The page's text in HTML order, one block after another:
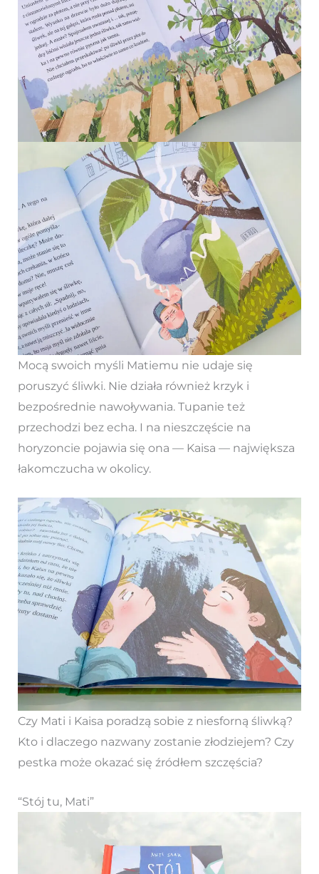
Mocą swoich myśli Matiemu nie udaje się
poruszyć śliwki. Nie działa również krzyk i
bezpośrednie nawoływania. Tupanie też
przechodzi bez echa. I na nieszczęście na
horyzoncie pojawia się ona — Kaisa — największa
łakomczucha w okolicy.
Czy Mati i Kaisa poradzą sobie z niesforną śliwką?
Kto i dlaczego nazwany zostanie złodziejem? Czy
pestka może okazać się źródłem szczęścia?
“Stój tu, Mati”